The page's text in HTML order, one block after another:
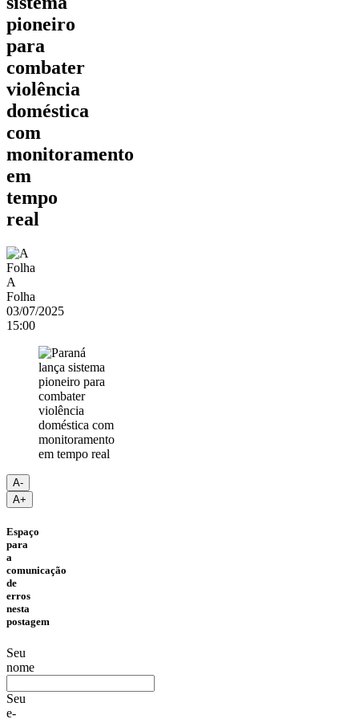
pioneiro
para
combater
violência
doméstica
com
monitoramento
em
tempo
real
A
Folha
03/07/2025
15:00
A-
A+
Espaço
para
a
comunicação
de
erros
nesta
postagem
Seu
nome
Seu
e-